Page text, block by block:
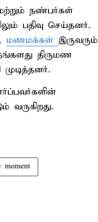
நண்பர்கள்
பதிவு செய்தனர்.
மணமக்கள் இருவரும்
திருமண
moment